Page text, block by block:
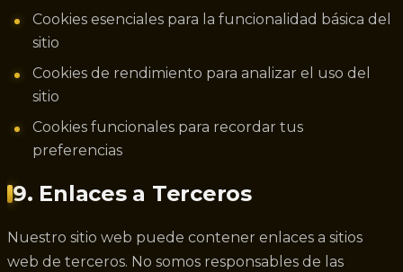
Cookies esenciales para la funcionalidad básica del
sitio
Cookies de rendimiento para analizar el uso del
sitio
Cookies funcionales para recordar tus
preferencias
9. Enlaces a Terceros
Nuestro sitio web puede contener enlaces a sitios
web de terceros. No somos responsables de las